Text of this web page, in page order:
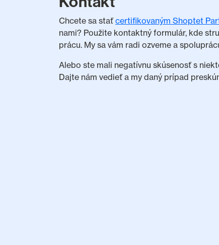
Chcete sa stať certifikovaným Shoptet
nami? Použite kontaktný formulár, kde
prácu. My sa vám radi ozveme a
Alebo ste mali negatívnu skúsenosť s
Dajte nám vedieť a my daný prípad